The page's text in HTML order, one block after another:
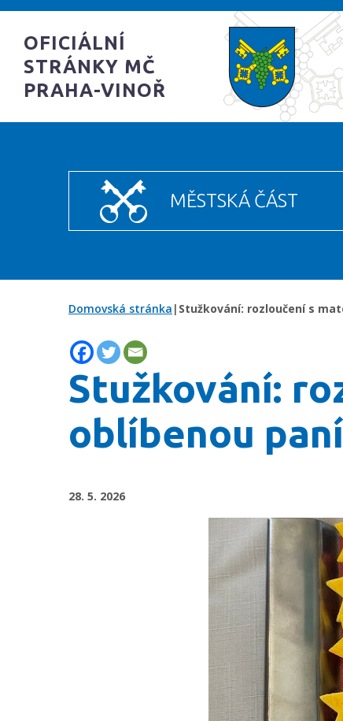
OFICIÁLNÍ
STRÁNKY MČ
PRAHA-VINOŘ
MĚSTSKÁ ČÁST
Domovská stránka | Stužkování: rozloučení s
Stužkování:
oblíbenou
28. 5. 2026